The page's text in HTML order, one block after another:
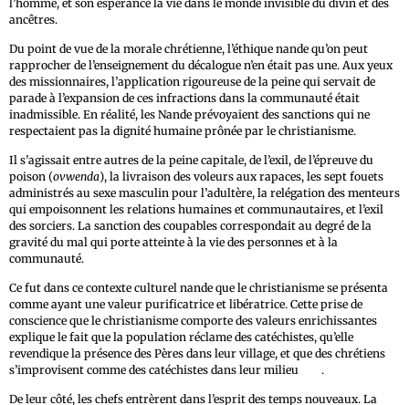
l’homme, et son espérance la vie dans le monde invisible du divin et des
ancêtres.
Du point de vue de la morale chrétienne, l’éthique nande qu’on peut
rapprocher de l’enseignement du décalogue n’en était pas une. Aux yeux
des missionnaires, l’application rigoureuse de la peine qui servait de
parade à l’expansion de ces infractions dans la communauté était
inadmissible. En réalité, les Nande prévoyaient des sanctions qui ne
respectaient pas la dignité humaine prônée par le christianisme.
Il s’agissait entre autres de la peine capitale, de l’exil, de l’épreuve du
poison (ovwenda), la livraison des voleurs aux rapaces, les sept fouets
administrés au sexe masculin pour l’adultère, la relégation des menteurs
qui empoisonnent les relations humaines et communautaires, et l’exil
des sorciers. La sanction des coupables correspondait au degré de la
gravité du mal qui porte atteinte à la vie des personnes et à la
communauté.
Ce fut dans ce contexte culturel nande que le christianisme se présenta
comme ayant une valeur purificatrice et libératrice. Cette prise de
conscience que le christianisme comporte des valeurs enrichissantes
explique le fait que la population réclame des catéchistes, qu’elle
revendique la présence des Pères dans leur village, et que des chrétiens
s’improvisent comme des catéchistes dans leur milieu
.
De leur côté, les chefs entrèrent dans l’esprit des temps nouveaux. La